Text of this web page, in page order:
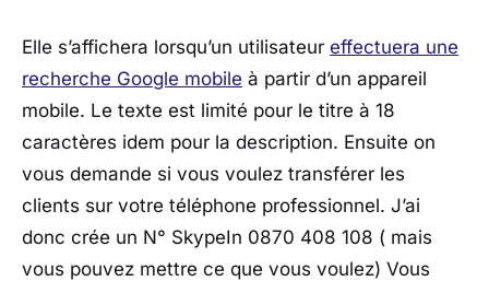
Elle s’affichera lorsqu’un utilisateur effectuera une
recherche Google mobile à partir d’un appareil
mobile. Le texte est limité pour le titre à 18
caractères idem pour la description. Ensuite on
vous demande si vous voulez transférer les
clients sur votre téléphone professionnel. J’ai
donc crée un N° SkypeIn 0870 408 108 ( mais
vous pouvez mettre ce que vous voulez) Vous